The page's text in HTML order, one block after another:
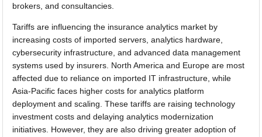
brokers, and consultancies.
Tariffs are influencing the insurance analytics market by
increasing costs of imported servers, analytics hardware,
cybersecurity infrastructure, and advanced data management
systems used by insurers. North America and Europe are most
affected due to reliance on imported IT infrastructure, while
Asia-Pacific faces higher costs for analytics platform
deployment and scaling. These tariffs are raising technology
investment costs and delaying analytics modernization
initiatives. However, they are also driving greater adoption of